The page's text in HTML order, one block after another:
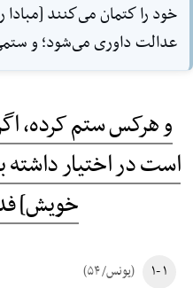
خود را كتمان مى‌كنند [مبادا
عدالت داورى مى‌شود؛ و
و هرکس ستم کرده،
است در اختیار داشته
خویش]
۱ -۱ (یونس/ ۵۴)